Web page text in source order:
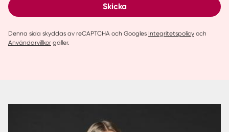
Skicka
Denna sida skyddas av reCAPTCHA och Googles Integritetspolicy och
Användarvillkor gäller.